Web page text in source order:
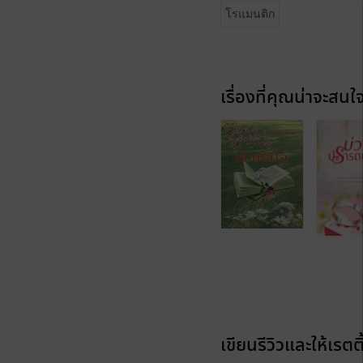
โรแมนติก
เรื่องที่คุณน่าจะสนใ
เขียนรีวิวและให้เรต